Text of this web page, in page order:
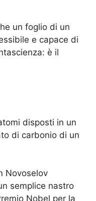
un foglio di un
e capace di
è il
disposti in un
di carbonio di un
Novoselov
semplice nastro
Nobel per la